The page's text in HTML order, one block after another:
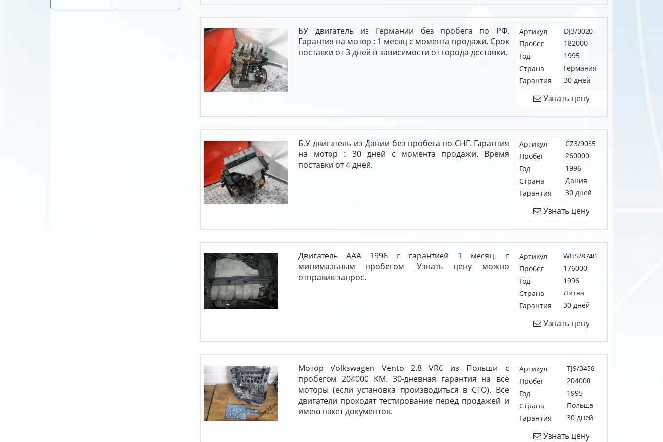
БУ двигатель из Германии без пробега по РФ.
Гарантия на мотор : 1 месяц с момента продажи. Срок
поставки от 3 дней в зависимости от города доставки.
Артикул
DJ3/0020
Пробег
182000
Год
1995
Страна
Германия
Гарантия
30 дней
Узнать цену
Б.У двигатель из Дании без пробега по СНГ. Гарантия
на мотор : 30 дней с момента продажи. Время
поставки от 4 дней.
Артикул
CZ3/9065
Пробег
260000
Год
1996
Страна
Дания
Гарантия
30 дней
Узнать цену
Двигатель AAA 1996 с гарантией 1 месяц, с
минимальным пробегом. Узнать цену можно
отправив запрос.
Артикул
WU5/8740
Пробег
176000
Год
1996
Страна
Литва
Гарантия
30 дней
Узнать цену
Мотор Volkswagen Vento 2.8 VR6 из Польши с
пробегом 204000 КМ. 30-дневная гарантия на все
моторы (если установка производиться в СТО). Все
двигатели проходят тестирование перед продажей и
имею пакет документов.
Артикул
TJ9/3458
Пробег
204000
Год
1995
Страна
Польша
Гарантия
30 дней
Узнать цену